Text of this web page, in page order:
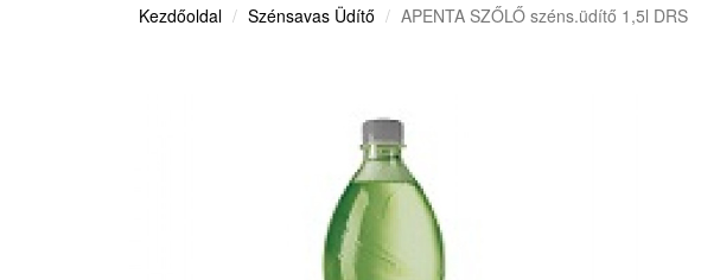
Kezdőoldal Szénsavas Üdítő APENTA SZŐLŐ széns.üdítő 1,5l DRS